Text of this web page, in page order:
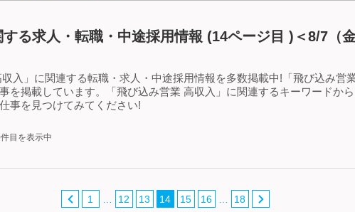
る求人・転職・中途採用情報 (14ページ目 )＜8/7（
入」に関連する転職・求人・中途採用情報を多数掲載中!「飛び込み営
を掲載しています。「飛び込み営業 高収入」に関連するキーワードか
事を見つけてみてください!
目を表示中
1 12 13 14 15 16 18